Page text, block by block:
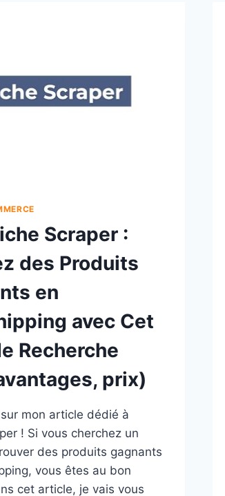
Scraper :
des Produits
en
avec Cet
Recherche
prix)
mon article dédié à
! Si vous cherchez un
des produits gagnants
vous êtes au bon
cet article, je vais vous